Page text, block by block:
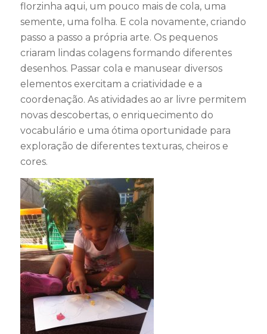
florzinha aqui, um pouco mais de cola, uma
semente, uma folha. E cola novamente, criando
passo a passo a própria arte. Os pequenos
criaram lindas colagens formando diferentes
desenhos. Passar cola e manusear diversos
elementos exercitam a criatividade e a
coordenação. As atividades ao ar livre permitem
novas descobertas, o enriquecimento do
vocabulário e uma ótima oportunidade para
exploração de diferentes texturas, cheiros e
cores.